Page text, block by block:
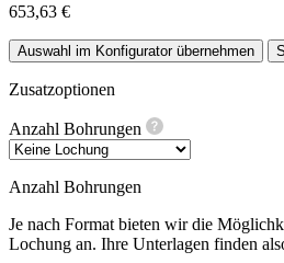
653,63 €
Auswahl im Konfigurator übernehmen
Zusatzoptionen
Anzahl Bohrungen
Anzahl Bohrungen
Je nach Format bieten wir die
Lochung an. Ihre Unterlagen finden